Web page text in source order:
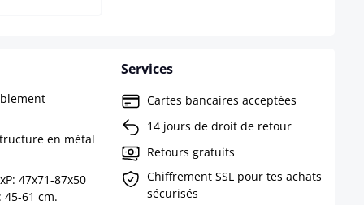
en métal
47x71-87x50
61 cm.
Services
Cartes bancaires acceptées
14 jours de droit de retour
Retours gratuits
Chiffrement SSL pour tes achats
sécurisés